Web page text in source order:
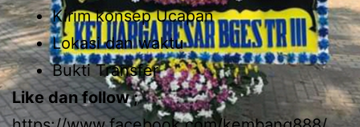
Kirim konsep Ucapan
Lokasi dan waktu
Bukti Transfer
Like dan follow ;